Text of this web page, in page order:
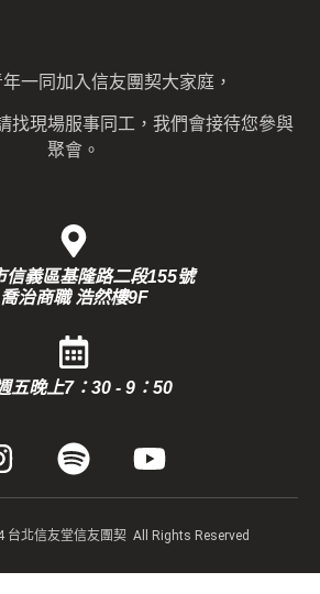
一同加入信友團契大家庭，
找現場服事同工，我們會接待您參與
聚會。
信義區基隆路二段155號
喬治商職 浩然樓9F
五晚上7：30 - 9：50
台北信友堂信友團契 All Rights Reserved